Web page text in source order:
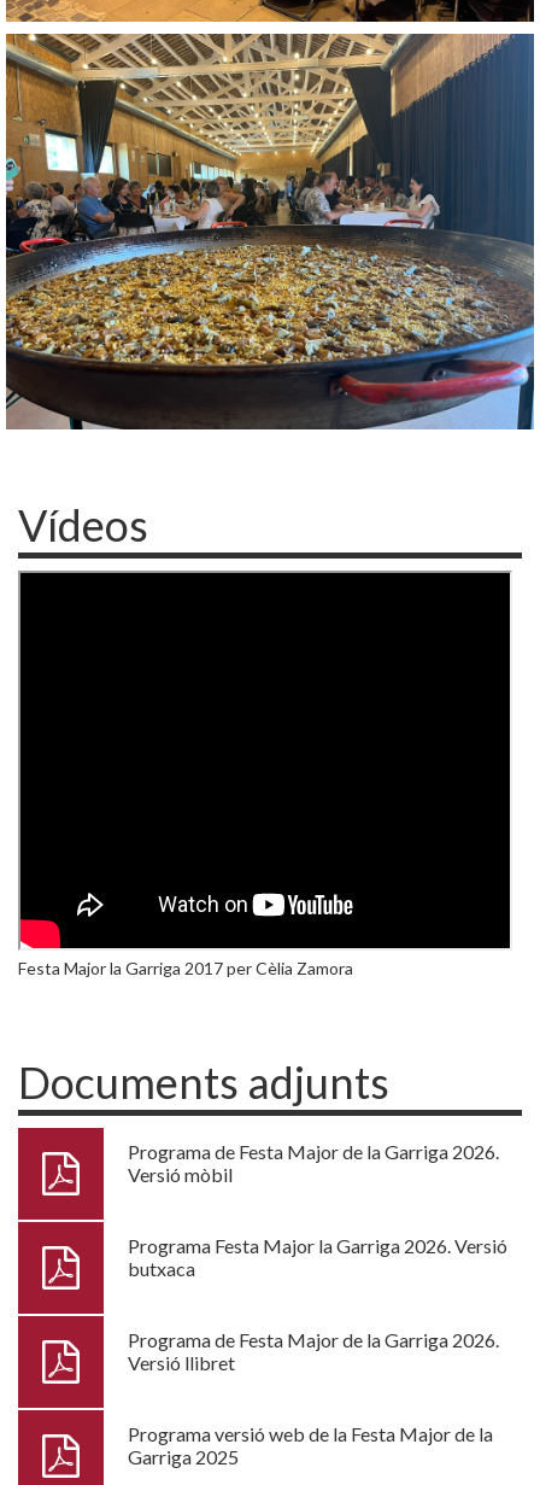
Vídeos
Festa Major la Garriga 2017 per Cèlia Zamora
Documents adjunts
Programa de Festa Major de la Garriga 2026.
Versió mòbil
Programa Festa Major la Garriga 2026. Versió
butxaca
Programa de Festa Major de la Garriga 2026.
Versió llibret
Programa versió web de la Festa Major de la
Garriga 2025